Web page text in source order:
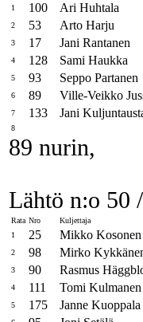
1
100 Ari Huhtala
2 53 Arto Harju
3 17 Jani Rantanen
4 128 Sami Haukka
5 93 Seppo Partanen
6 89 Ville-Veikko
7 133 Jani
8
89 nurin,
Lähtö n:o 50 /
Rata Nro Kuljettaja
1
25 Mikko Kosonen
2 98 Mirko
3 90 Rasmus
4 111 Tomi Kulmanen
5 175 Janne Kuoppala